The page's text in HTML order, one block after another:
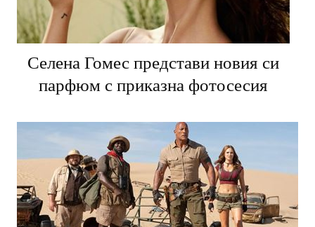
Селена Гомес представи новия си
парфюм с приказна фотосесия